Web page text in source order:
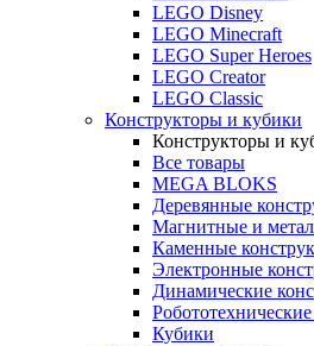
LEGO Disney
LEGO Minecraft
LEGO Super Heroes
LEGO Creator
LEGO Classic
Конструкторы и кубики
Конструкторы и
Все товары
MEGA BLOKS
Деревянные
Магнитные и
Каменные
Электронные
Динамические
Кубики